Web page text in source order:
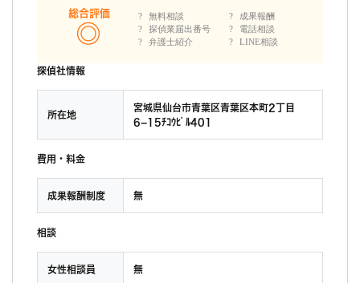
総合評価
無料相談
探偵業届出番号
弁護士紹介
成果報酬
電話相談
LINE相談
探偵社情報
所在地
宮城県仙台市青葉区青葉区本町2丁目
6−15ﾁｺｳﾋﾞﾙ401
費用・料金
成果報酬制度 無
相談
女性相談員 無